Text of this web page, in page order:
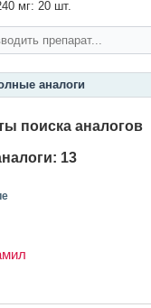
мг: 20 шт.
аналоги
поиска аналогов
13